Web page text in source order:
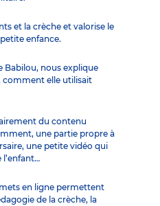
et la crèche et valorise le
enfance.
Babilou, nous explique
comment elle utilisait
du contenu
une partie propre à
une petite vidéo qui
l’enfant…
en ligne permettent
de la crèche, la